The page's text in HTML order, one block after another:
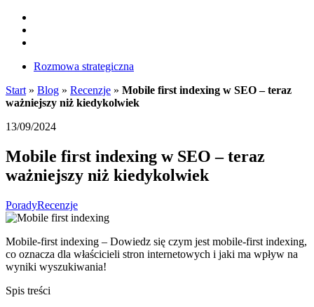
Rozmowa strategiczna
Start » Blog » Recenzje » Mobile first indexing w SEO – teraz
ważniejszy niż kiedykolwiek
13/09/2024
Mobile first indexing w SEO – teraz
ważniejszy niż kiedykolwiek
PoradyRecenzje
Mobile-first indexing – Dowiedz się czym jest mobile-first indexing,
co oznacza dla właścicieli stron internetowych i jaki ma wpływ na
wyniki wyszukiwania!
Spis treści